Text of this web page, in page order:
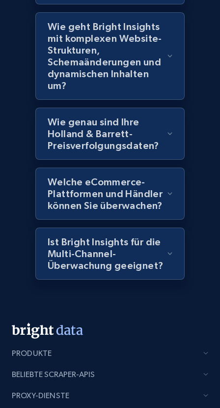
price, Currency, Availability, Reviews count, and
more.
2.1K+ 375+ Jetzt anfangen
Amazon products global dataset - Collect
Amazon products by seller URL
Title, Seller name, Brand, Description, Initial
price, Currency, Availability, Reviews count, and
2.1K+ 375+ Jetzt anfangen
products from Brands URLs
Title, Seller name, Brand, Description, Initial
price, Currency, Availability, Reviews count, and
Etsy
URL, Product id, Listing inventory id, Title, Rating,
price, and more.
Wie geht Bright Insights
mit komplexen Website-
Strukturen,
Schemaänderungen und
dynamischen Inhalten
um?
Wie genau sind Ihre
Holland & Barrett-
Preisverfolgungsdaten?
Welche eCommerce-
Plattformen und Händler
können Sie überwachen?
Ist Bright Insights für die
Multi-Channel-
Überwachung geeignet?
PRODUKTE
BELIEBTE SCRAPER-APIS
PROXY-DIENSTE